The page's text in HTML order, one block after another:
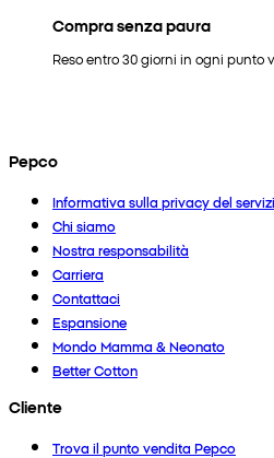
Compra senza paura
Reso entro 30 giorni in ogni punto
Pepco
Informativa sulla privacy del
Chi siamo
Nostra responsabilità
Carriera
Contattaci
Espansione
Mondo Mamma & Neonato
Better Cotton
Cliente
Trova il punto vendita Pepco